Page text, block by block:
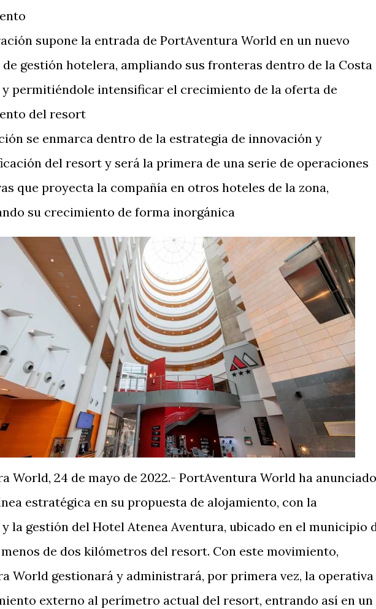
supone la entrada de PortAventura World en un nuevo
gestión hotelera, ampliando sus fronteras dentro de la Costa
y permitiéndole intensificar el crecimiento de la oferta de
del resort
se enmarca dentro de la estrategia de innovación y
del resort y será la primera de una serie de operaciones
que proyecta la compañía en otros hoteles de la zona,
su crecimiento de forma inorgánica
World, 24 de mayo de 2022.- PortAventura World ha anunciado
estratégica en su propuesta de alojamiento, con la
la gestión del Hotel Atenea Aventura, ubicado en el municipio
de dos kilómetros del resort. Con este movimiento,
World gestionará y administrará, por primera vez, la operativa
externo al perímetro actual del resort, entrando así en un